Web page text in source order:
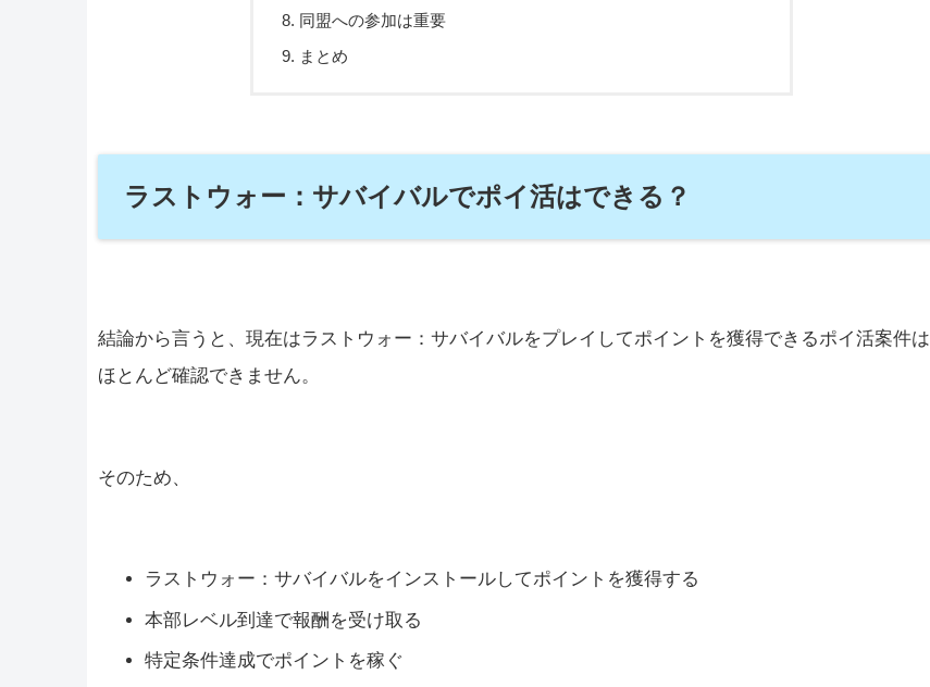
同盟への参加は重要
まとめ
ラストウォー：サバイバルでポイ活はできる？
結論から言うと、現在はラストウォー：サバイバルをプレイしてポイントを獲得できるポイ活案件は
ほとんど確認できません。
そのため、
ラストウォー：サバイバルをインストールしてポイントを獲得する
本部レベル到達で報酬を受け取る
特定条件達成でポイントを稼ぐ